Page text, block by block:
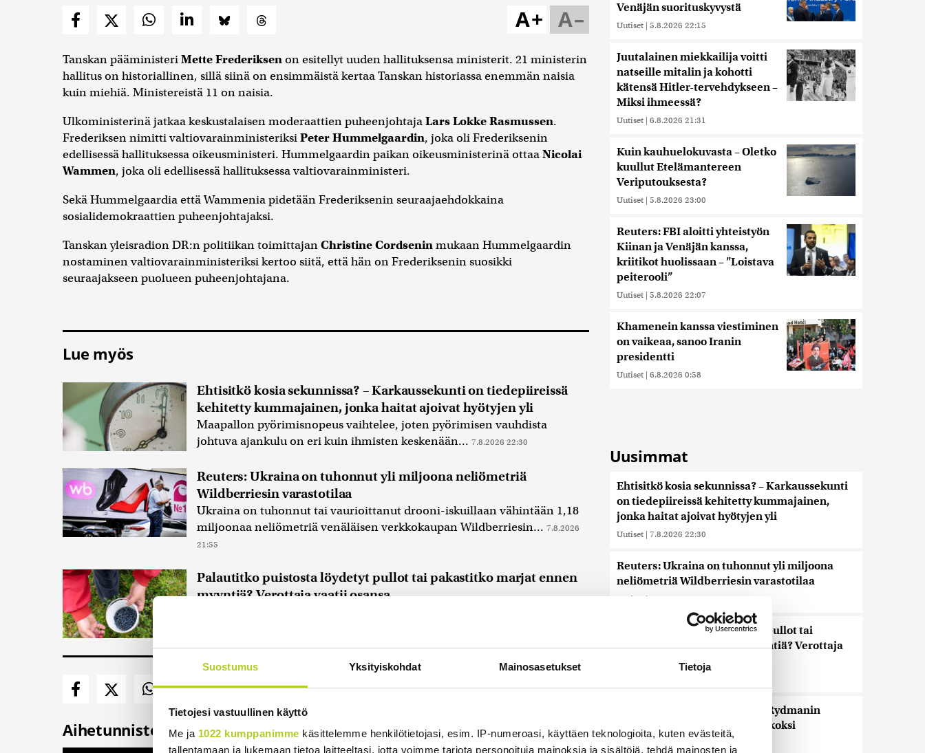
Suostumus Yksityiskohdat Mainosasetukset Tietoja
Tietojesi vastuullinen käyttö
Me ja 1022 kumppanimme käsittelemme henkilötietojasi, esim. IP-numeroasi, käyttäen teknologioita, kuten evästeitä,
tallentamaan ja lukemaan tietoa laitteeltasi, jotta voimme tarjota personoituja mainoksia ja sisältöjä, tehdä mainosten ja
A–
A+
Tanskan pääministeriMette Frederiksenon esitellyt uuden hallituksensa ministerit. 21 ministerin
hallitus on historiallinen, sillä siinä on ensimmäistä kertaa Tanskan historiassa enemmän naisia
kuin miehiä. Ministereistä 11 on naisia.
Ulkoministerinä jatkaa keskustalaisen moderaattien puheenjohtajaLars Lokke Rasmussen.
Frederiksen nimitti valtiovarainministeriksiPeter Hummelgaardin, joka oli Frederiksenin
edellisessä hallituksessa oikeusministeri. Hummelgaardin paikan oikeusministerinä ottaaNicolai
Wammen, joka oli edellisessä hallituksessa valtiovarainministeri.
Sekä Hummelgaardia että Wammenia pidetään Frederiksenin seuraajaehdokkaina
sosialidemokraattien puheenjohtajaksi.
Tanskan yleisradion DR:n politiikan toimittajanChristine Cordseninmukaan Hummelgaardin
nostaminen valtiovarainministeriksi kertoo siitä, että hän on Frederiksenin suosikki
seuraajakseen puolueen puheenjohtajana.
Lue myös
Ehtisitkö kosia sekunnissa? – Karkaussekunti on tiedepiireissä
kehitetty kummajainen, jonka haitat ajoivat hyötyjen yli
Maapallon pyörimisnopeus vaihtelee, joten pyörimisen vauhdista
johtuva ajankulu on eri kuin ihmisten keskenään... 7.8.2026 22:30
Reuters: Ukraina on tuhonnut yli miljoona neliömetriä
Wildberriesin varastotilaa
Ukraina on tuhonnut tai vaurioittanut drooni-iskuillaan vähintään 1,18
miljoonaa neliömetriä venäläisen verkkokaupan Wildberriesin... 7.8.2026
21:55
Palautitko puistosta löydetyt pullot tai pakastitko marjat ennen
myyntiä? Verottaja vaatii osansa
Aihetunnisteet
Venäjän suorituskyvystä
Uutiset | 5.8.2026 22:15
Juutalainen miekkailija voitti
natseille mitalin ja kohotti
kätensä Hitler-tervehdykseen –
Miksi ihmeessä?
Uutiset | 6.8.2026 21:31
Kuin kauhuelokuvasta – Oletko
kuullut Etelämantereen
Veriputouksesta?
Uutiset | 5.8.2026 23:00
Reuters: FBI aloitti yhteistyön
Kiinan ja Venäjän kanssa,
kriitikot huolissaan – ”Loistava
peiterooli”
Uutiset | 5.8.2026 22:07
Khamenein kanssa viestiminen
on vaikeaa, sanoo Iranin
presidentti
Uutiset | 6.8.2026 0:58
Uusimmat
Ehtisitkö kosia sekunnissa? – Karkaussekunti
on tiedepiireissä kehitetty kummajainen,
jonka haitat ajoivat hyötyjen yli
Uutiset | 7.8.2026 22:30
Reuters: Ukraina on tuhonnut yli miljoona
neliömetriä Wildberriesin varastotilaa
Uutiset |
Palautitko puistosta löydetyt pullot tai
pakastitko marjat ennen myyntiä? Verottaja
vaatii osansa
Timo Laaninen julistaa Wille Rydmanin
Suomen taitavimmaksi poliitikoksi